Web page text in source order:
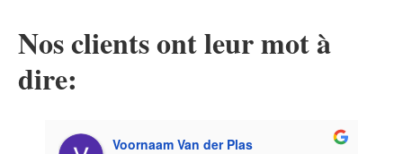
Nos clients ont leur mot à
dire:
Voornaam Van der Plas